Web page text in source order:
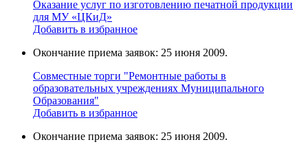
Оказание услуг по изготовлению печатной продукции
для МУ «ЦКиД»
Добавить в избранное
Окончание приема заявок: 25 июня 2009.
Cовместные торги "Ремонтные работы в
образовательных учреждениях Муниципального
Образования"
Добавить в избранное
Окончание приема заявок: 25 июня 2009.